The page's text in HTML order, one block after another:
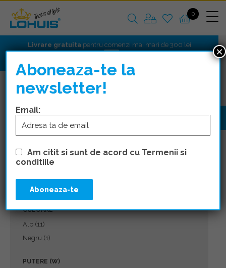
0
Livrare gratuitapentru comenzi mai mari de 300 lei
APARATAJ
SENZORI
PRET
15 55
CULOARE
Alb (11)
Negru (1)
PUTERE (W)
Aboneaza-te la
newsletter!
Email:
Am citit si sunt de acord cu Termenii si
conditiile
×